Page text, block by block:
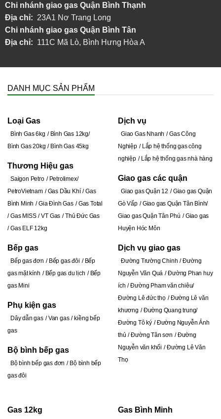
Chi nhánh giao gas Quận Bình Thạnh
Địa chỉ: 23A1 Nơ Trang Long
Chi nhánh giao gas Quận Bình Tân
Địa chỉ: 111C Mã Lò, Bình Hưng Hòa A
DANH MỤC SẢN PHẨM
Loại Gas
Bình Gas 6kg
Bình Gas 12kg
Bình Gas 20kg
Bình Gas 45kg
Thương Hiệu gas
Saigon Petro
Petrolimex
PetroVietnam
Gas Dầu Khí
Gas
Bình Minh
Gia Đình Gas
Gas Total
Gas MISS
VT Gas
Thủ Đức Gas
Gas ELF 12kg
Bếp gas
Bếp gas đơn Bếp gas đôi
Bếp
gas mặt kính
Bếp gas du lịch
Bếp
gas Mini
Phụ kiện gas
Dây dẫn gas Van gas
kiềng bếp
gas
Bộ bình bếp gas
Bộ bình bếp gas đơn
Bộ bình bếp
gas đôi
Dịch vụ
Giao Gas Nhanh
Gas Công
Nghiệp
Lắp hệ thống gas công
nghiệp
Lắp hệ thống gas nhà hàng
Giao gas các quận
Giao gas Quận 12
Giao gas Quận
Gò Vấp
Giao gas Quận Tân Bình
Giao gas Quận Tân Phú
Giao gas
Huyện Hóc Môn
Dịch vụ giao gas
Đường Trường Chinh Đường
Nguyễn Văn Quá
Đường Phan huy
ích
Đường Pham văn chiêu
Đường Lê đức thọ
Đường Lê văn
khương
Đường Quang trung
Đường Tô ký
Đường Nguyễn Ảnh
thủ
Đường Tân sơn
Đường
Nguyễn văn khối
Đường Lê Văn
Thọ
Gas 12kg Gas Bình Minh